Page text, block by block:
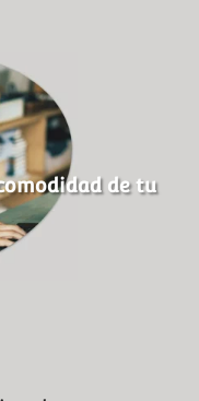
de tu